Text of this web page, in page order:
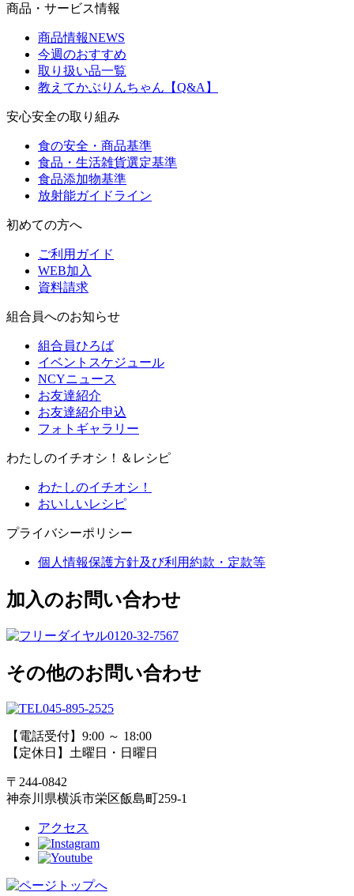
商品・サービス情報
商品情報NEWS
今週のおすすめ
取り扱い品一覧
教えてかぶりんちゃん【Q&A】
安心安全の取り組み
食の安全・商品基準
食品・生活雑貨選定基準
食品添加物基準
放射能ガイドライン
初めての方へ
ご利用ガイド
WEB加入
資料請求
組合員へのお知らせ
組合員ひろば
イベントスケジュール
NCYニュース
お友達紹介
お友達紹介申込
フォトギャラリー
わたしのイチオシ！＆レシピ
わたしのイチオシ！
おいしいレシピ
プライバシーポリシー
個人情報保護方針及び利用約款・定款等
加入のお問い合わせ
0120-32-7567
その他のお問い合わせ
045-895-2525
【電話受付】9:00 ～ 18:00
【定休日】土曜日・日曜日
〒244-0842
神奈川県横浜市栄区飯島町259-1
アクセス